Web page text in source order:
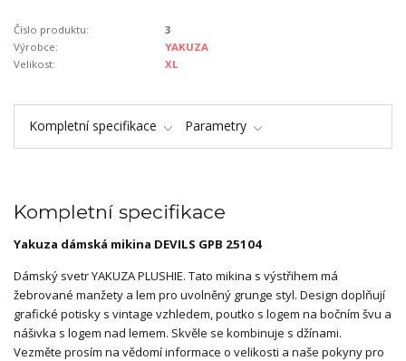
Číslo produktu:
3
Výrobce:
YAKUZA
Velikost:
XL
Kompletní specifikace Parametry
Kompletní specifikace
Yakuza dámská mikina DEVILS GPB 25104
Dámský svetr YAKUZA PLUSHIE. Tato mikina s výstřihem má
žebrované manžety a lem pro uvolněný grunge styl. Design doplňují
grafické potisky s vintage vzhledem, poutko s logem na bočním švu a
nášivka s logem nad lemem. Skvěle se kombinuje s džínami.
Vezměte prosím na vědomí informace o velikosti a naše pokyny pro